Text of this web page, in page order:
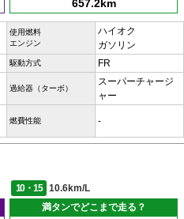
657.2km
使用燃料
エンジン
ハイオク
ガソリン
駆動方式 FR
過給器（ターボ）
スーパーチャージ
ャー
燃費性能 -
10・15
10.6km/L
満タンでどこまで走る？